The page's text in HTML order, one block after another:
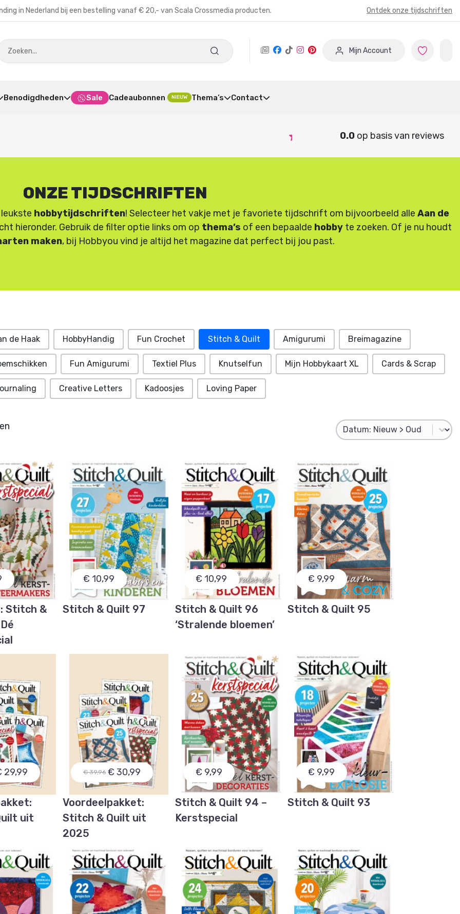
in Nederland bij een bestelling vanaf € 20,- van Scala Crossmedia producten. Ontdek onze tijdschriften
Mijn Account
Benodigdheden Sale Cadeaubonnen NIEUW Thema’s Contact
0.0 op basis van reviews
ONZE TIJDSCHRIFTEN
hobbytijdschriften! Selecteer het vakje met je favoriete tijdschrift om bijvoorbeeld alle Aan de
hieronder. Gebruik de filter optie links om op thema’s of een bepaalde hobbyte zoeken. Of je nu houdt
maken, bij Hobbyou vind je altijd het magazine dat perfect bij jou past.
Merk Filter
de Haak HobbyHandig Fun Crochet Stitch & Quilt Amigurumi Breimagazine
Fun Amigurumi Textiel Plus Knutselfun Mijn Hobbykaart XL Cards & Scrap
Creative Letters Kadoosjes Loving Paper
Product Sorting
Sort content
Stitch &
€ 10,99
Stitch & Quilt 97
€ 10,99
Stitch & Quilt 96
‘Stralende bloemen’
€ 9,99
Stitch & Quilt 95
29,99
uit
€ 39,96 € 30,99
Voordeelpakket:
Stitch & Quilt uit
2025
€ 9,99
Stitch & Quilt 94 –
Kerstspecial
€ 9,99
Stitch & Quilt 93